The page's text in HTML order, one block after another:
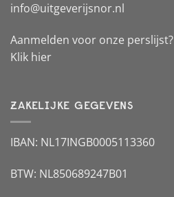
info@uitgeverijsnor.nl
Aanmelden voor onze perslijst?
Klik hier
ZAKELIJKE GEGEVENS
IBAN: NL17INGB0005113360
BTW: NL850689247B01